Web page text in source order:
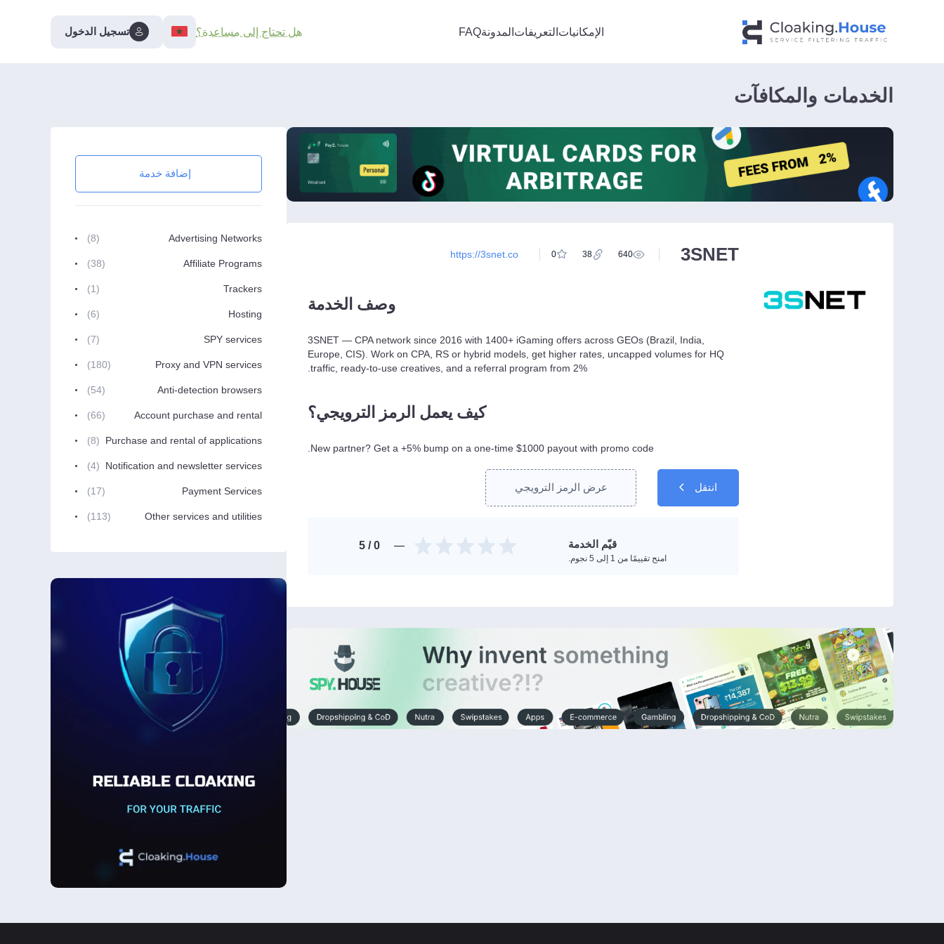
الإمكانيات التعريفات المدونةFAQ هل تحتاج إلى مساعدة؟ تسجيل الدخول
الخدمات والمكافآت
https://3snet.co 3SNET
640
38
0
وصف الخدمة
3SNET — CPA network since 2016 with 1400+ iGaming offers across GEOs (Brazil, India,
Europe, CIS). Work on CPA, RS or hybrid models, get higher rates, uncapped volumes for HQ
traffic, ready-to-use creatives, and a referral program from 2%.
كيف يعمل الرمز الترويجي؟
New partner? Get a +5% bump on a one-time $1000 payout with promo code.
انتقل عرض الرمز الترويجي
قيّم الخدمة
امنح تقييمًا من 1 إلى 5 نجوم.
0
/ 5
إضافة خدمة
Advertising Networks
(8)
Affiliate Programs
(38)
Trackers
(1)
Hosting
(6)
SPY services
(7)
Proxy and VPN services
(180)
Anti-detection browsers
(54)
Account purchase and rental
(66)
Purchase and rental of applications
(8)
Notification and newsletter services
(4)
Payment Services
(17)
Other services and utilities
(113)